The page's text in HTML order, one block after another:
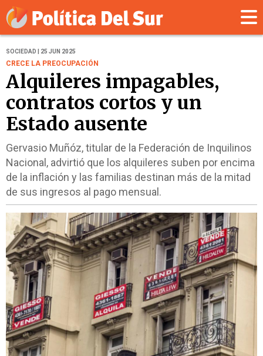
SOCIEDAD | 25 JUN 2025
CRECE LA PREOCUPACIÓN
Alquileres impagables,
contratos cortos y un
Estado ausente
Gervasio Muñóz, titular de la Federación de Inquilinos
Nacional, advirtió que los alquileres suben por encima
de la inflación y las familias destinan más de la mitad
de sus ingresos al pago mensual.